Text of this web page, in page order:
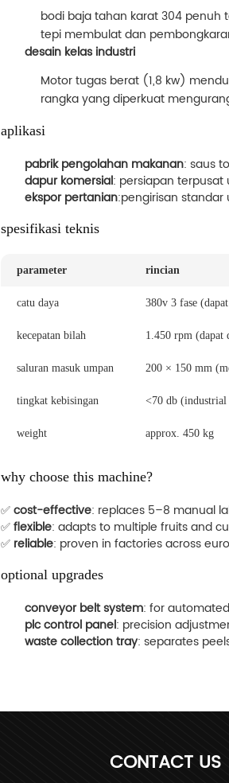
bodi baja tahan karat 304
tepi membulat dan
desain kelas industri
Motor tugas berat (1,8 kw)
rangka yang diperkuat
aplikasi
pabrik pengolahan makanan: saus
dapur komersial: persiapan terpusat
ekspor pertanian:pengirisan
spesifikasi teknis
parameter rincian
catu daya 380v 3 fase
kecepatan bilah 1.450 rpm (dapat
saluran masuk umpan 200 × 150 mm
tingkat kebisingan <70 db (industrial
weight approx. 450 kg
why choose this machine?
✅cost-effective: replaces 5–8 manual
✅flexible: adapts to multiple fruits and
✅ reliable: proven in factories across
optional upgrades
conveyor belt system: for
plc control panel: precision
waste collection tray: separates
CONTACT US